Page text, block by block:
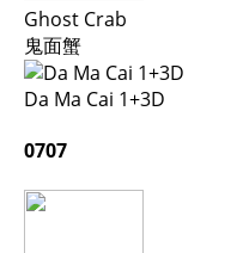
Ghost Crab
鬼面蟹
Da Ma Cai 1+3D
0707